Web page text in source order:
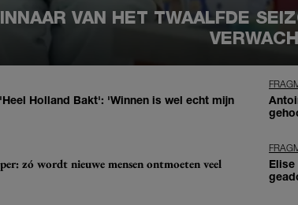
VAN HET TWAALFDE
Holland Bakt': 'Winnen is wel echt mijn
zó wordt nieuwe mensen ontmoeten veel